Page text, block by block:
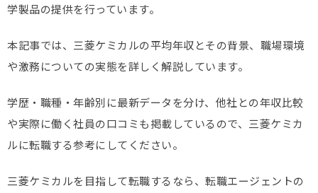
学製品の提供を行っています。
本記事では、三菱ケミカルの平均年収とその背景、職場環境
や激務についての実態を詳しく解説しています。
学歴・職種・年齢別に最新データを分け、他社との年収比較
や実際に働く社員の口コミも掲載しているので、三菱ケミカ
ルに転職する参考にしてください。
三菱ケミカルを目指して転職するなら、転職エージェントの